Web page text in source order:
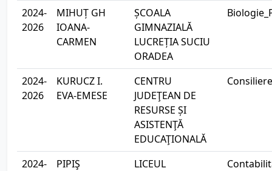
2024-
2026
MIHUȚ GH
IOANA-
CARMEN
ȘCOALA
GIMNAZIALĂ
LUCREȚIA SUCIU
ORADEA
2024-
2026
KURUCZ I.
EVA-EMESE
CENTRU
JUDEŢEAN DE
RESURSE ȘI
ASISTENŢĂ
EDUCAŢIONALĂ
2024-
PIPIŞ
LICEUL